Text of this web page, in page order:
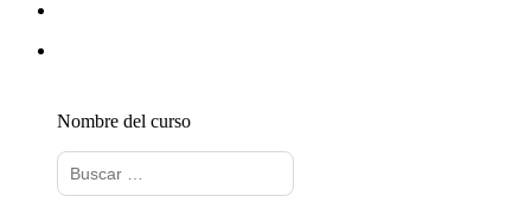
Nombre del curso